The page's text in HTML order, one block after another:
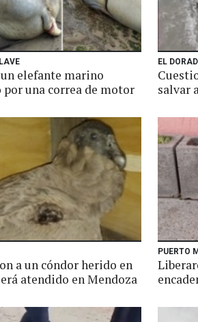
elefante marino
por una correa de motor
EL
salvar
a un cóndor herido en
atendido en Mendoza
PUERTO